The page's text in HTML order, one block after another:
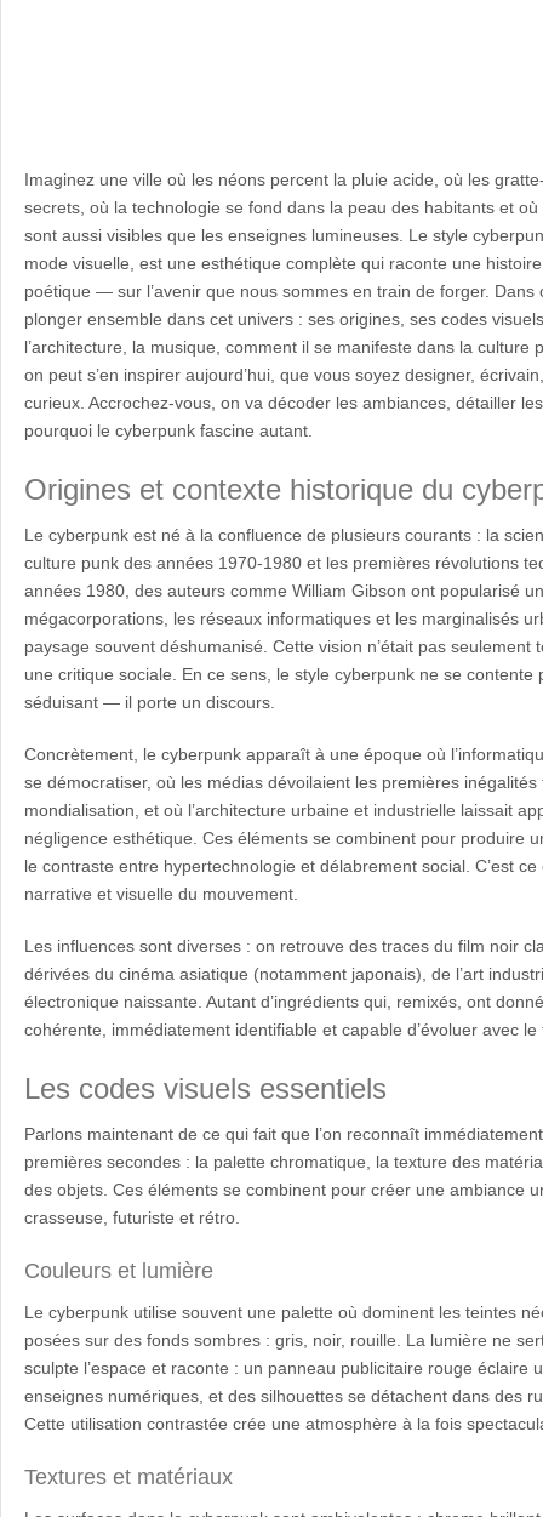
Imaginez une ville où les néons percent la pluie acide, où les
secrets, où la technologie se fond dans la peau des habitants et
sont aussi visibles que les enseignes lumineuses. Le style
mode visuelle, est une esthétique complète qui raconte une
poétique — sur l’avenir que nous sommes en train de forger. Dans
plonger ensemble dans cet univers : ses origines, ses codes
l’architecture, la musique, comment il se manifeste dans la culture
on peut s’en inspirer aujourd’hui, que vous soyez designer,
curieux. Accrochez-vous, on va décoder les ambiances, détailler
pourquoi le cyberpunk fascine autant.
Origines et contexte historique du
Le cyberpunk est né à la confluence de plusieurs courants : la
culture punk des années 1970-1980 et les premières révolutions
années 1980, des auteurs comme William Gibson ont popularisé
mégacorporations, les réseaux informatiques et les marginalisés
paysage souvent déshumanisé. Cette vision n’était pas seulement
une critique sociale. En ce sens, le style cyberpunk ne se contente
séduisant — il porte un discours.
Concrètement, le cyberpunk apparaît à une époque où
se démocratiser, où les médias dévoilaient les premières
mondialisation, et où l’architecture urbaine et industrielle laissait
négligence esthétique. Ces éléments se combinent pour produire
le contraste entre hypertechnologie et délabrement social. C’est
narrative et visuelle du mouvement.
Les influences sont diverses : on retrouve des traces du film noir
dérivées du cinéma asiatique (notamment japonais), de l’art
électronique naissante. Autant d’ingrédients qui, remixés, ont
cohérente, immédiatement identifiable et capable d’évoluer avec le
Les codes visuels essentiels
Parlons maintenant de ce qui fait que l’on reconnaît
premières secondes : la palette chromatique, la texture des
des objets. Ces éléments se combinent pour créer une ambiance
crasseuse, futuriste et rétro.
Couleurs et lumière
Le cyberpunk utilise souvent une palette où dominent les teintes
posées sur des fonds sombres : gris, noir, rouille. La lumière ne
sculpte l’espace et raconte : un panneau publicitaire rouge éclaire
enseignes numériques, et des silhouettes se détachent dans des
Cette utilisation contrastée crée une atmosphère à la fois
Textures et matériaux